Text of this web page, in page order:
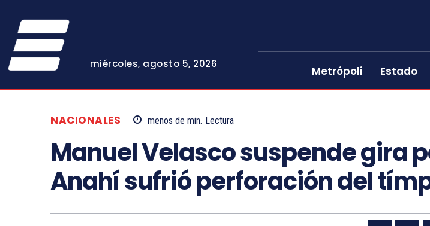
miércoles, agosto 5, 2026
Metrópoli Estado
NACIONALES menos de min. Lectura
Manuel Velasco suspende gira
Anahí sufrió perforación del